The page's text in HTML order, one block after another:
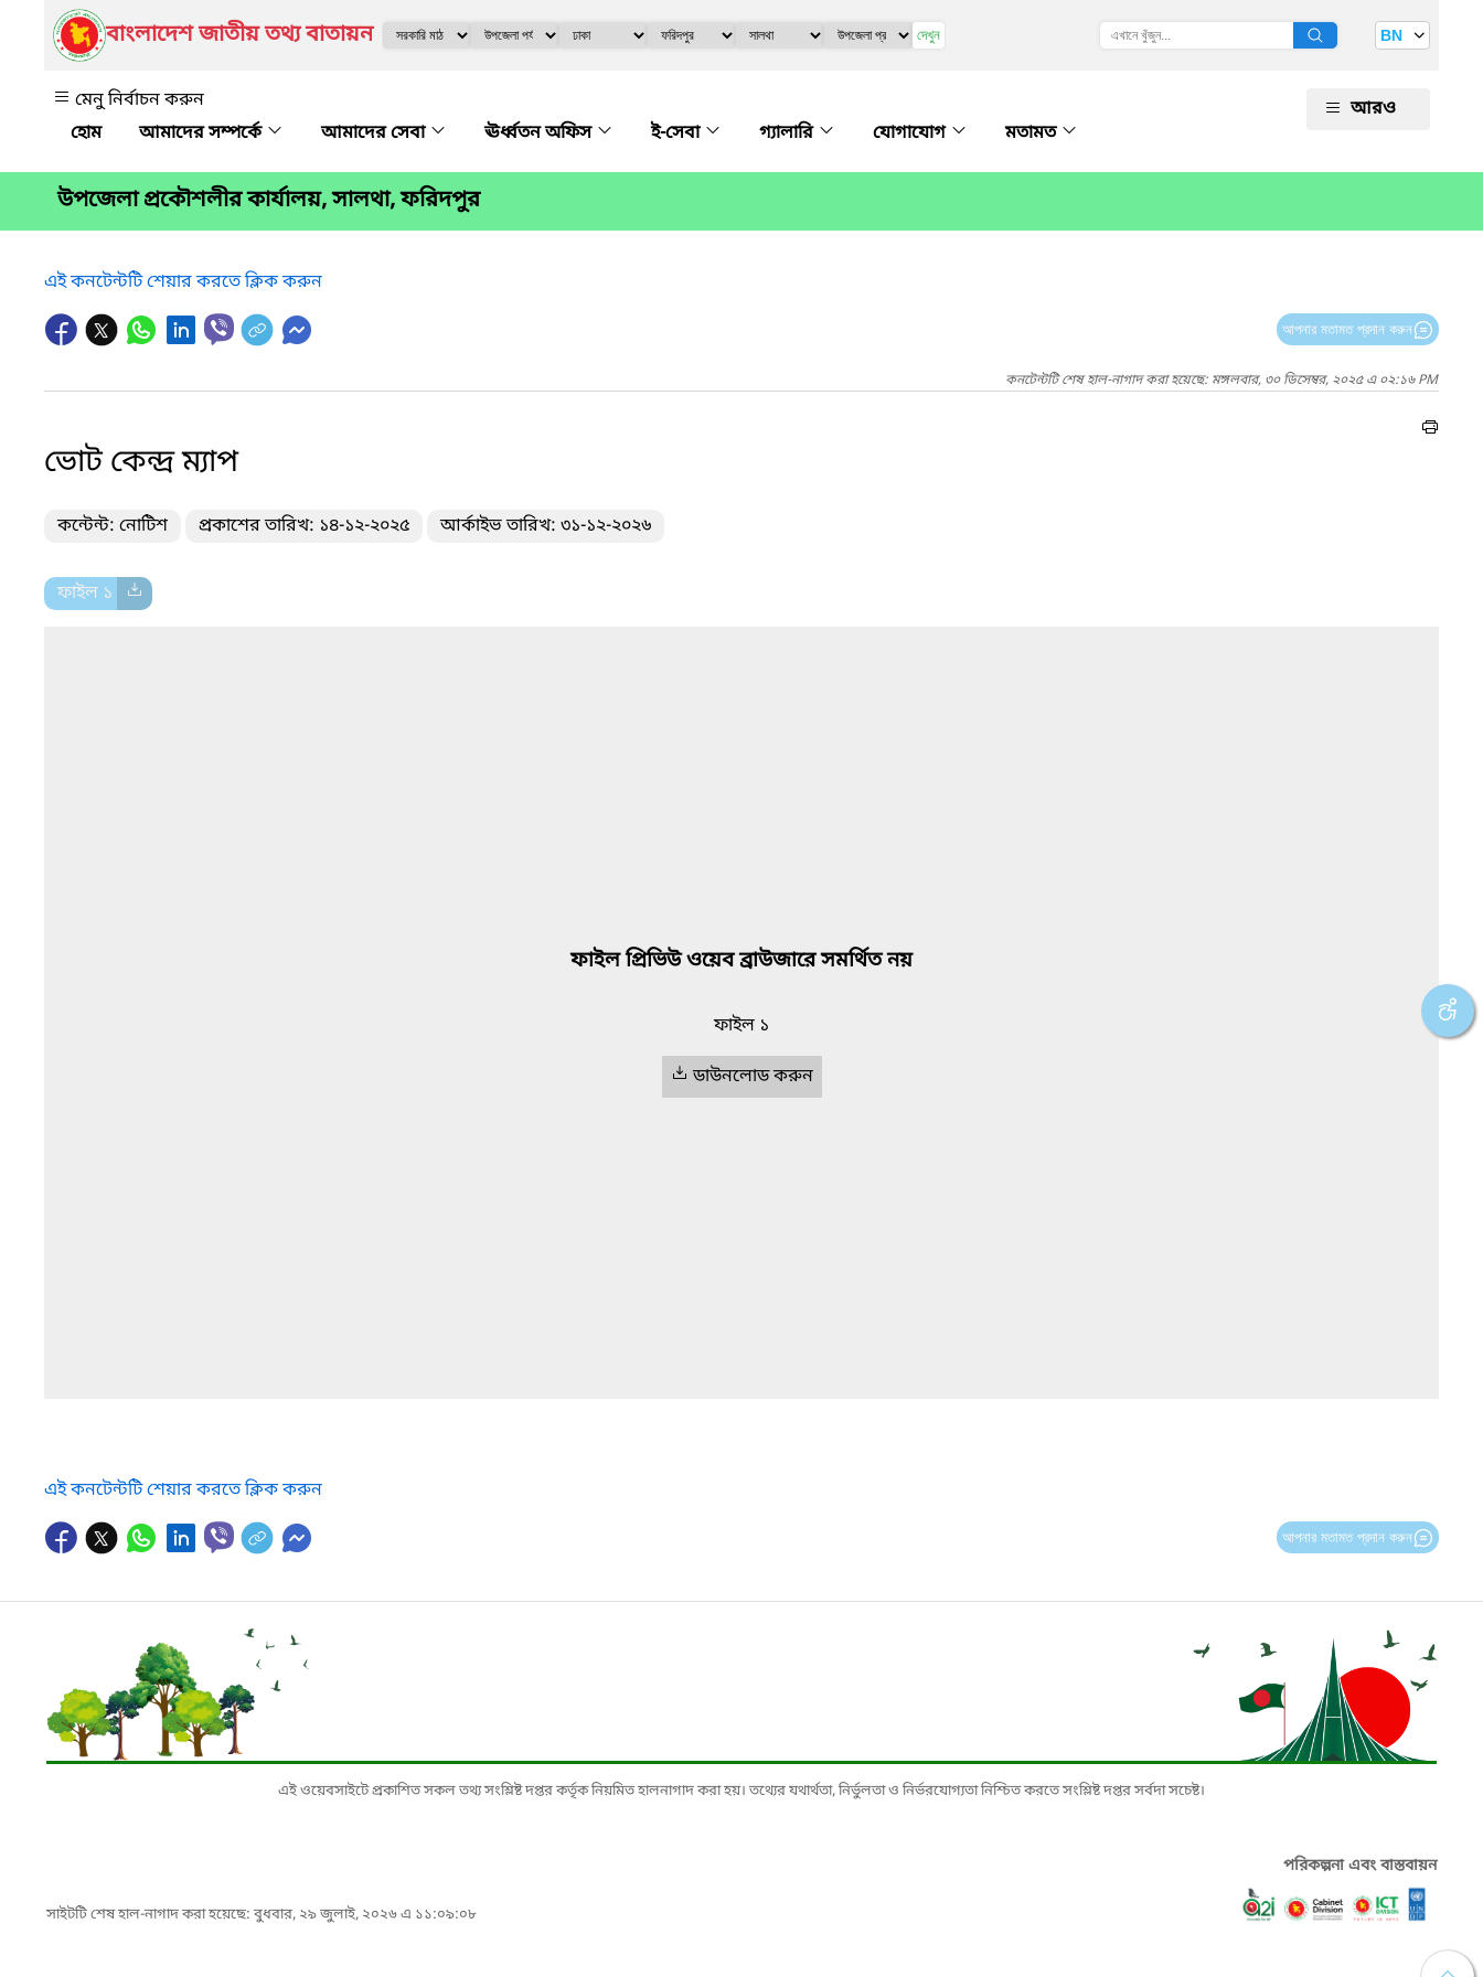
বাংলাদেশ জাতীয় তথ্য বাতায়ন দেখুন BN
মেনু নির্বাচন করুন
আমাদের সম্পর্কে
আমাদের সেবা ঊর্ধ্বতন অফিস ই-সেবা গ্যালারি যোগাযোগ মতামত
আরও
উপজেলা প্রকৌশলীর কার্যালয়, সালথা, ফরিদপুর
এই কনটেন্টটি শেয়ার করতে ক্লিক করুন
আপনার মতামত প্রদান করুন
কনটেন্টটি শেষ হাল-নাগাদ করা হয়েছে: মঙ্গলবার, ৩০ ডিসেম্বর, ২০২৫ এ ০২:১৬ PM
ভোট কেন্দ্র ম্যাপ
কন্টেন্ট: নোটিশ প্রকাশের তারিখ: ১৪-১২-২০২৫ আর্কাইভ তারিখ: ৩১-১২-২০২৬
ফাইল ১
ফাইল প্রিভিউ ওয়েব ব্রাউজারে সমর্থিত নয়
ফাইল ১
ডাউনলোড করুন
এই কনটেন্টটি শেয়ার করতে ক্লিক করুন
আপনার মতামত প্রদান করুন
এই ওয়েবসাইটে প্রকাশিত সকল তথ্য সংশ্লিষ্ট দপ্তর কর্তৃক নিয়মিত হালনাগাদ করা হয়। তথ্যের যথার্থতা, নির্ভুলতা ও নির্ভরযোগ্যতা নিশ্চিত করতে সংশ্লিষ্ট দপ্তর সর্বদা সচেষ্ট।
সাইটটি শেষ হাল-নাগাদ করা হয়েছে: বুধবার, ২৯ জুলাই, ২০২৬ এ ১১:০৯:০৮
পরিকল্পনা এবং বাস্তবায়ন